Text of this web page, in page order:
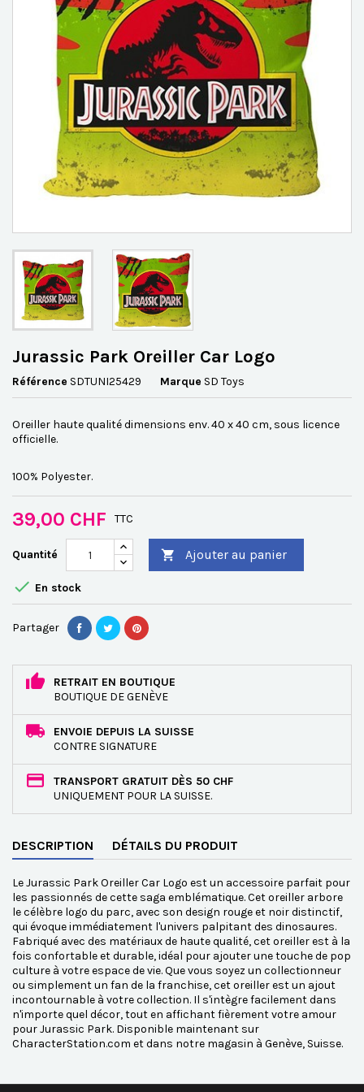
Jurassic Park Oreiller Car Logo
Référence SDTUNI25429 Marque SD Toys
Oreiller haute qualité dimensions env. 40 x 40 cm, sous licence
officielle.
100% Polyester.
39,00 CHF TTC
Quantité  Ajouter au panier
 En stock
Partager
RETRAIT EN BOUTIQUE
BOUTIQUE DE GENÈVE
ENVOIE DEPUIS LA SUISSE
CONTRE SIGNATURE
TRANSPORT GRATUIT DÈS 50 CHF
UNIQUEMENT POUR LA SUISSE.
DESCRIPTION DÉTAILS DU PRODUIT
Le Jurassic Park Oreiller Car Logo est un accessoire parfait pour
les passionnés de cette saga emblématique. Cet oreiller arbore
le célèbre logo du parc, avec son design rouge et noir distinctif,
qui évoque immédiatement l'univers palpitant des dinosaures.
Fabriqué avec des matériaux de haute qualité, cet oreiller est à la
fois confortable et durable, idéal pour ajouter une touche de pop
culture à votre espace de vie. Que vous soyez un collectionneur
ou simplement un fan de la franchise, cet oreiller est un ajout
incontournable à votre collection. Il s'intègre facilement dans
n'importe quel décor, tout en affichant fièrement votre amour
pour Jurassic Park. Disponible maintenant sur
CharacterStation.com et dans notre magasin à Genève, Suisse.